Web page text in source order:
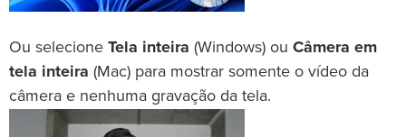
Ou selecione Tela inteira (Windows) ou Câmera em
tela inteira (Mac) para mostrar somente o vídeo da
câmera e nenhuma gravação da tela.